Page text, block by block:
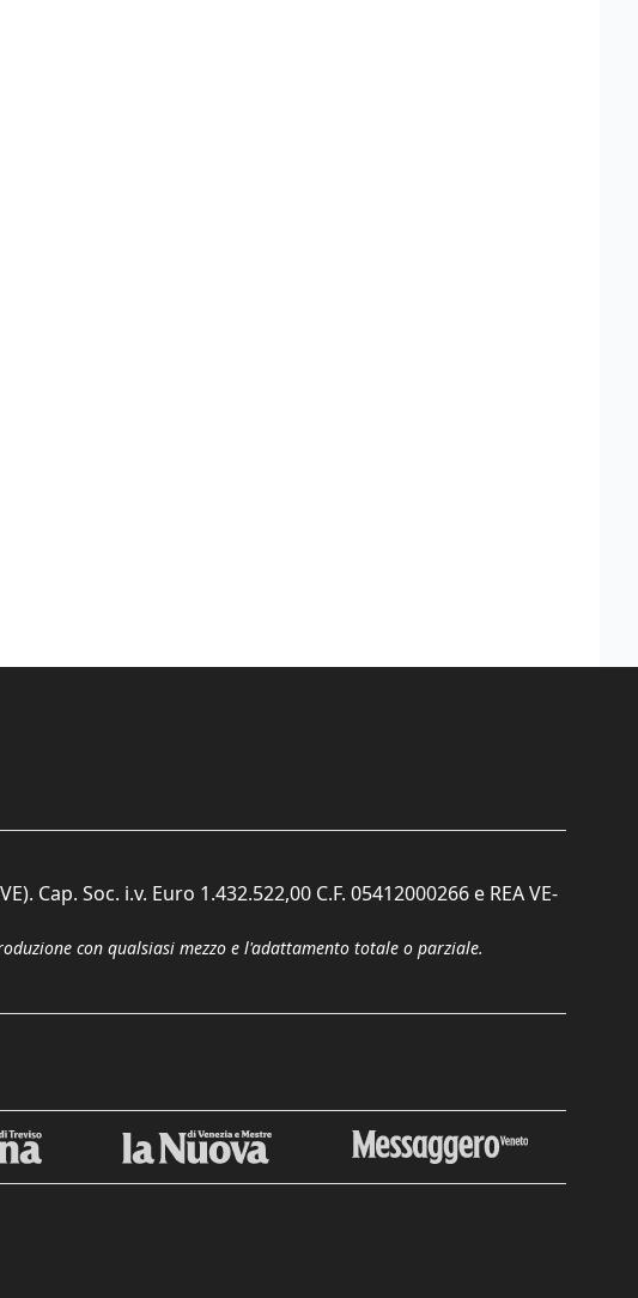
Cap. Soc. i.v. Euro 1.432.522,00 C.F. 05412000266 e REA VE-
con qualsiasi mezzo e l'adattamento totale o parziale.